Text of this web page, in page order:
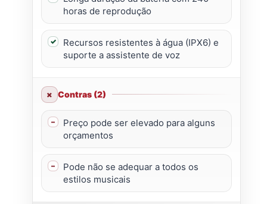
horas de reprodução
Recursos resistentes à água (IPX6) e
suporte a assistente de voz
Contras (2)
Preço pode ser elevado para alguns
orçamentos
Pode não se adequar a todos os
estilos musicais